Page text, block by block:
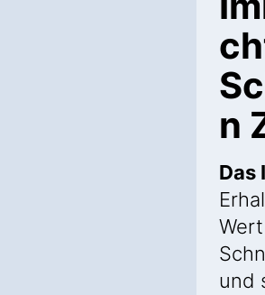
n
Das
und